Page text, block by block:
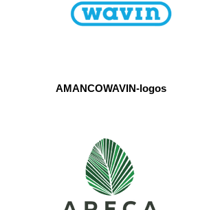
AMANCOWAVIN-logos